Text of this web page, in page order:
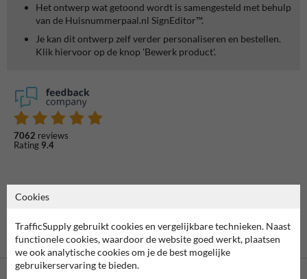
Het ontwerp wat getoond wordt is samengesteld met behulp
van de Huisnummerpaal.nl SignEditor™.
Je kan dit ontwerp zelf verder personaliseren en bestellen.
Klik hiervoor op de knop 'Bewerk product'.
7062 reviews
Rating 9.4
Cookies
TrafficSupply gebruikt cookies en vergelijkbare technieken. Naast
functionele cookies, waardoor de website goed werkt, plaatsen
we ook analytische cookies om je de best mogelijke
gebruikerservaring te bieden.